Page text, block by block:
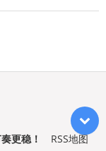
更稳！
RSS地图